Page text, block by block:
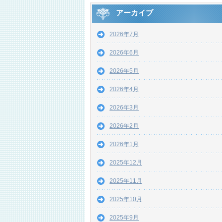
アーカイブ
2026年7月
2026年6月
2026年5月
2026年4月
2026年3月
2026年2月
2026年1月
2025年12月
2025年11月
2025年10月
2025年9月